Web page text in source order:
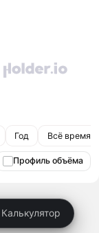
Год Всё время
Профиль объёма
Калькулятор